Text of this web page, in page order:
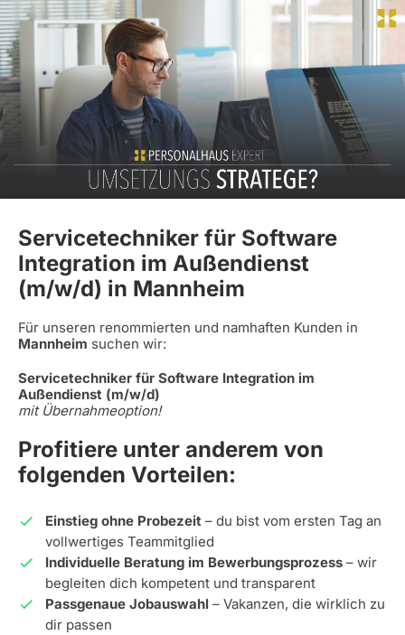
Servicetechniker für Software
Integration im Außendienst
(m/w/d) in Mannheim
Für unseren renommierten und namhaften Kunden in
Mannheim suchen wir:
Servicetechniker für Software Integration im
Außendienst (m/w/d)
mit Übernahmeoption!
Profitiere unter anderem von
folgenden Vorteilen:
Einstieg ohne Probezeit – du bist vom ersten Tag an
vollwertiges Teammitglied
Individuelle Beratung im Bewerbungsprozess – wir
begleiten dich kompetent und transparent
Passgenaue Jobauswahl – Vakanzen, die wirklich zu
dir passen